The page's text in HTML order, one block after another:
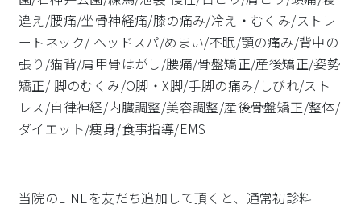
違え/腰痛/坐骨神経痛/膝の痛み/冷え・むくみ/ストレ
ートネック/ ヘッドスパ/めまい/不眠/顎の痛み/背中の
張り/猫背/肩甲骨はがし/腰痛/骨盤矯正/産後矯正/姿勢
矯正/ 脚のむくみ/O脚・X脚/手脚の痛み/しびれ/スト
レス/自律神経/内臓調整/美容調整/産後骨盤矯正/整体/
ダイエット/痩身/食事指導/EMS
当院のLINEを友だち追加して頂くと、通常初診料